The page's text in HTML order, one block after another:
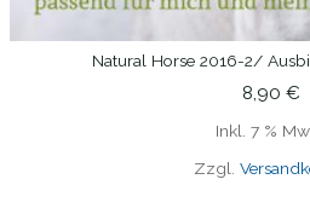
IN DEN
Natural Horse 2016-2/
8,90 €
Inkl. 7 %
Zzgl.